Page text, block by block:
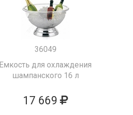
36049
Емкость для охлаждения
шампанского 16 л
17 669